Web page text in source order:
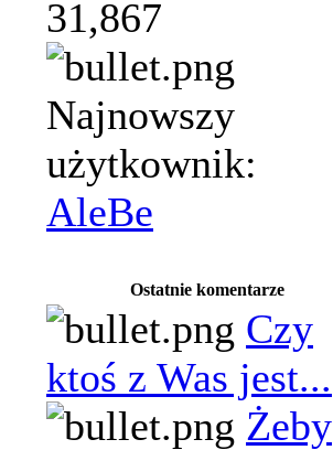
31,867
Najnowszy
użytkownik:
AleBe
Ostatnie komentarze
Czy
ktoś z Was jest...
Żeby